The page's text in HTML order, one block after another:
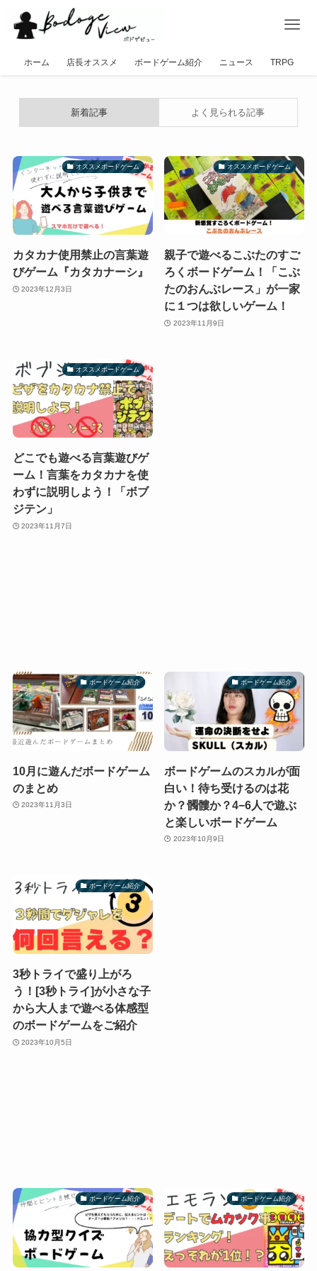
ホーム 店長オススメ ボードゲーム紹介 ニュース TRPG
新着記事 よく見られる記事
オススメボードゲーム
カタカナ使用禁止の言葉遊
びゲーム『カタカナーシ』
2023年12月3日
オススメボードゲーム
親子で遊べるこぶたのすご
ろくボードゲーム！「こぶ
たのおんぶレース」が一家
に１つは欲しいゲーム！
2023年11月9日
オススメボードゲーム
どこでも遊べる言葉遊びゲ
ーム！言葉をカタカナを使
わずに説明しよう！「ボブ
ジテン」
2023年11月7日
ボードゲーム紹介
10月に遊んだボードゲーム
のまとめ
2023年11月3日
ボードゲーム紹介
ボードゲームのスカルが面
白い！待ち受けるのは花
か？髑髏か？4−6人で遊ぶ
と楽しいボードゲーム
2023年10月9日
ボードゲーム紹介
3秒トライで盛り上がろ
う！[3秒トライ]が小さな子
から大人まで遊べる体感型
のボードゲームをご紹介
2023年10月5日
ボードゲーム紹介 ボードゲーム紹介